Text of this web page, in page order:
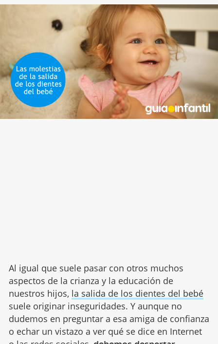
Al igual que suele pasar con otros muchos
aspectos de la crianza y la educación de
nuestros hijos, la salida de los dientes del bebé
suele originar inseguridades. Y aunque no
dudemos en preguntar a esa amiga de confianza
o echar un vistazo a ver qué se dice en Internet